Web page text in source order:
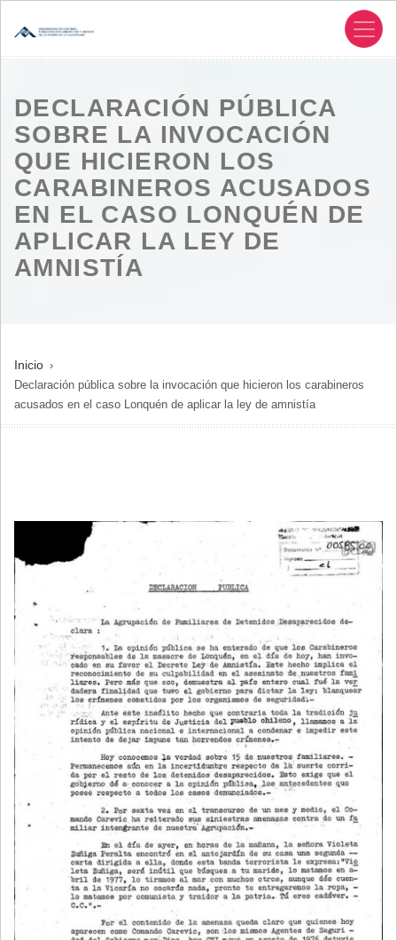
DECLARACIÓN PÚBLICA
SOBRE LA INVOCACIÓN
QUE HICIERON LOS
CARABINEROS ACUSADOS
EN EL CASO LONQUÉN DE
APLICAR LA LEY DE
AMNISTÍA
SOBRESCRIBIR
ENLACES
DE
Inicio
Declaración pública sobre la invocación que hicieron los carabineros
acusados en el caso Lonquén de aplicar la ley de amnistía